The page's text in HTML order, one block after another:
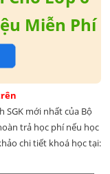
Miễn Phí
SGK mới nhất của Bộ
trả học phí nếu học
chi tiết khoá học tại: